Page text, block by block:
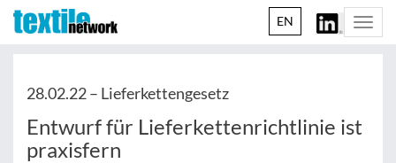
EN
28.02.22 – Lieferkettengesetz
Entwurf für Lieferkettenrichtlinie ist
praxisfern